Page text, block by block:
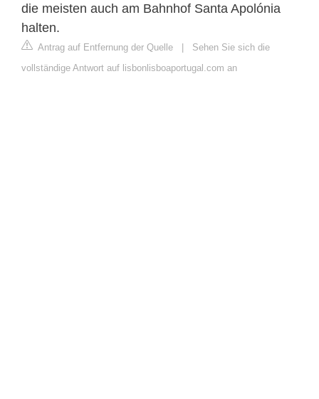
die meisten auch am Bahnhof Santa Apolónia
halten.
Antrag auf Entfernung der Quelle | Sehen Sie sich die
vollständige Antwort auf lisbonlisboaportugal.com an